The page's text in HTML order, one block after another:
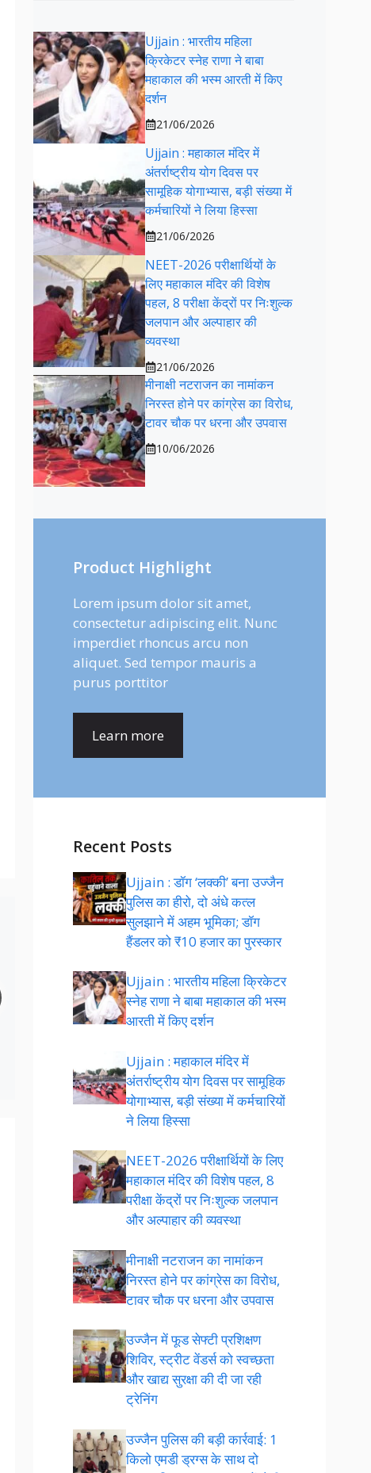
Ujjain : भारतीय महिला
क्रिकेटर स्नेह राणा ने बाबा
महाकाल की भस्म आरती में किए
दर्शन
21/06/2026
Ujjain : महाकाल मंदिर में
अंतर्राष्ट्रीय योग दिवस पर
सामूहिक योगाभ्यास, बड़ी संख्या में
कर्मचारियों ने लिया हिस्सा
21/06/2026
NEET-2026 परीक्षार्थियों के
लिए महाकाल मंदिर की विशेष
पहल, 8 परीक्षा केंद्रों पर निःशुल्क
जलपान और अल्पाहार की
व्यवस्था
21/06/2026
मीनाक्षी नटराजन का नामांकन
निरस्त होने पर कांग्रेस का विरोध,
टावर चौक पर धरना और उपवास
10/06/2026
Product Highlight
Lorem ipsum dolor sit amet,
consectetur adipiscing elit. Nunc
imperdiet rhoncus arcu non
aliquet. Sed tempor mauris a
purus porttitor
Learn more
Recent Posts
Ujjain : डॉग ‘लक्की’ बना उज्जैन
पुलिस का हीरो, दो अंधे कत्ल
सुलझाने में अहम भूमिका; डॉग
हैंडलर को ₹10 हजार का पुरस्कार
Ujjain : भारतीय महिला क्रिकेटर
स्नेह राणा ने बाबा महाकाल की भस्म
आरती में किए दर्शन
Ujjain : महाकाल मंदिर में
अंतर्राष्ट्रीय योग दिवस पर सामूहिक
योगाभ्यास, बड़ी संख्या में कर्मचारियों
ने लिया हिस्सा
NEET-2026 परीक्षार्थियों के लिए
महाकाल मंदिर की विशेष पहल, 8
परीक्षा केंद्रों पर निःशुल्क जलपान
और अल्पाहार की व्यवस्था
मीनाक्षी नटराजन का नामांकन
निरस्त होने पर कांग्रेस का विरोध,
टावर चौक पर धरना और उपवास
उज्जैन में फूड सेफ्टी प्रशिक्षण
शिविर, स्ट्रीट वेंडर्स को स्वच्छता
और खाद्य सुरक्षा की दी जा रही
ट्रेनिंग
उज्जैन पुलिस की बड़ी कार्रवाई: 1
किलो एमडी ड्रग्स के साथ दो